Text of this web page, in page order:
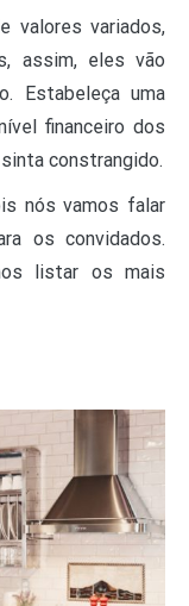
valores variados,
assim, eles vão
Estabeleça uma
financeiro dos
constrangido.
nós vamos falar
os convidados.
listar os mais